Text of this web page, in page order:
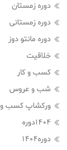
دوره زمستان
دوره زمستانی
دوره مانتو دوز
خلاقیت
کسب و کار
شب و عروس
ورکشاپ کسب
1404دوره
دوره1404